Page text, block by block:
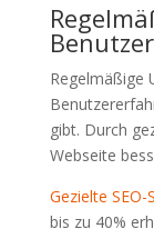
Regelmäßige
gibt. Durch
Webseite
Gezielte SEO-
bis zu 40%